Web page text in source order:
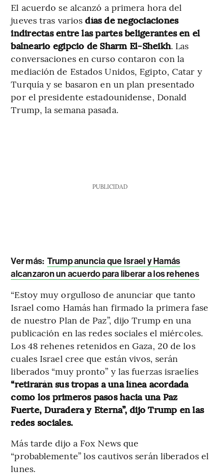
El acuerdo se alcanzó a primera hora del
jueves tras variosdías de negociaciones
indirectas entre las partes beligerantes en el
balneario egipcio de Sharm El-Sheikh. Las
conversaciones en curso contaron con la
mediación de Estados Unidos, Egipto, Catar y
Turquía y se basaron en un plan presentado
por el presidente estadounidense, Donald
Trump, la semana pasada.
PUBLICIDAD
Ver más: Trump anuncia que Israel y Hamás
alcanzaron un acuerdo para liberar a los rehenes
“Estoy muy orgulloso de anunciar que tanto
Israel como Hamás han firmado la primera fase
de nuestro Plan de Paz”, dijo Trump en una
publicación en las redes sociales el miércoles.
Los 48 rehenes retenidos en Gaza, 20 de los
cuales Israel cree que están vivos, serán
liberados “muy pronto” y las fuerzas israelíes
“retirarán sus tropas a una línea acordada
como los primeros pasos hacia una Paz
Fuerte, Duradera y Eterna”, dijo Trump en las
redes sociales.
Más tarde dijo a Fox News que
“probablemente” los cautivos serán liberados el
lunes.